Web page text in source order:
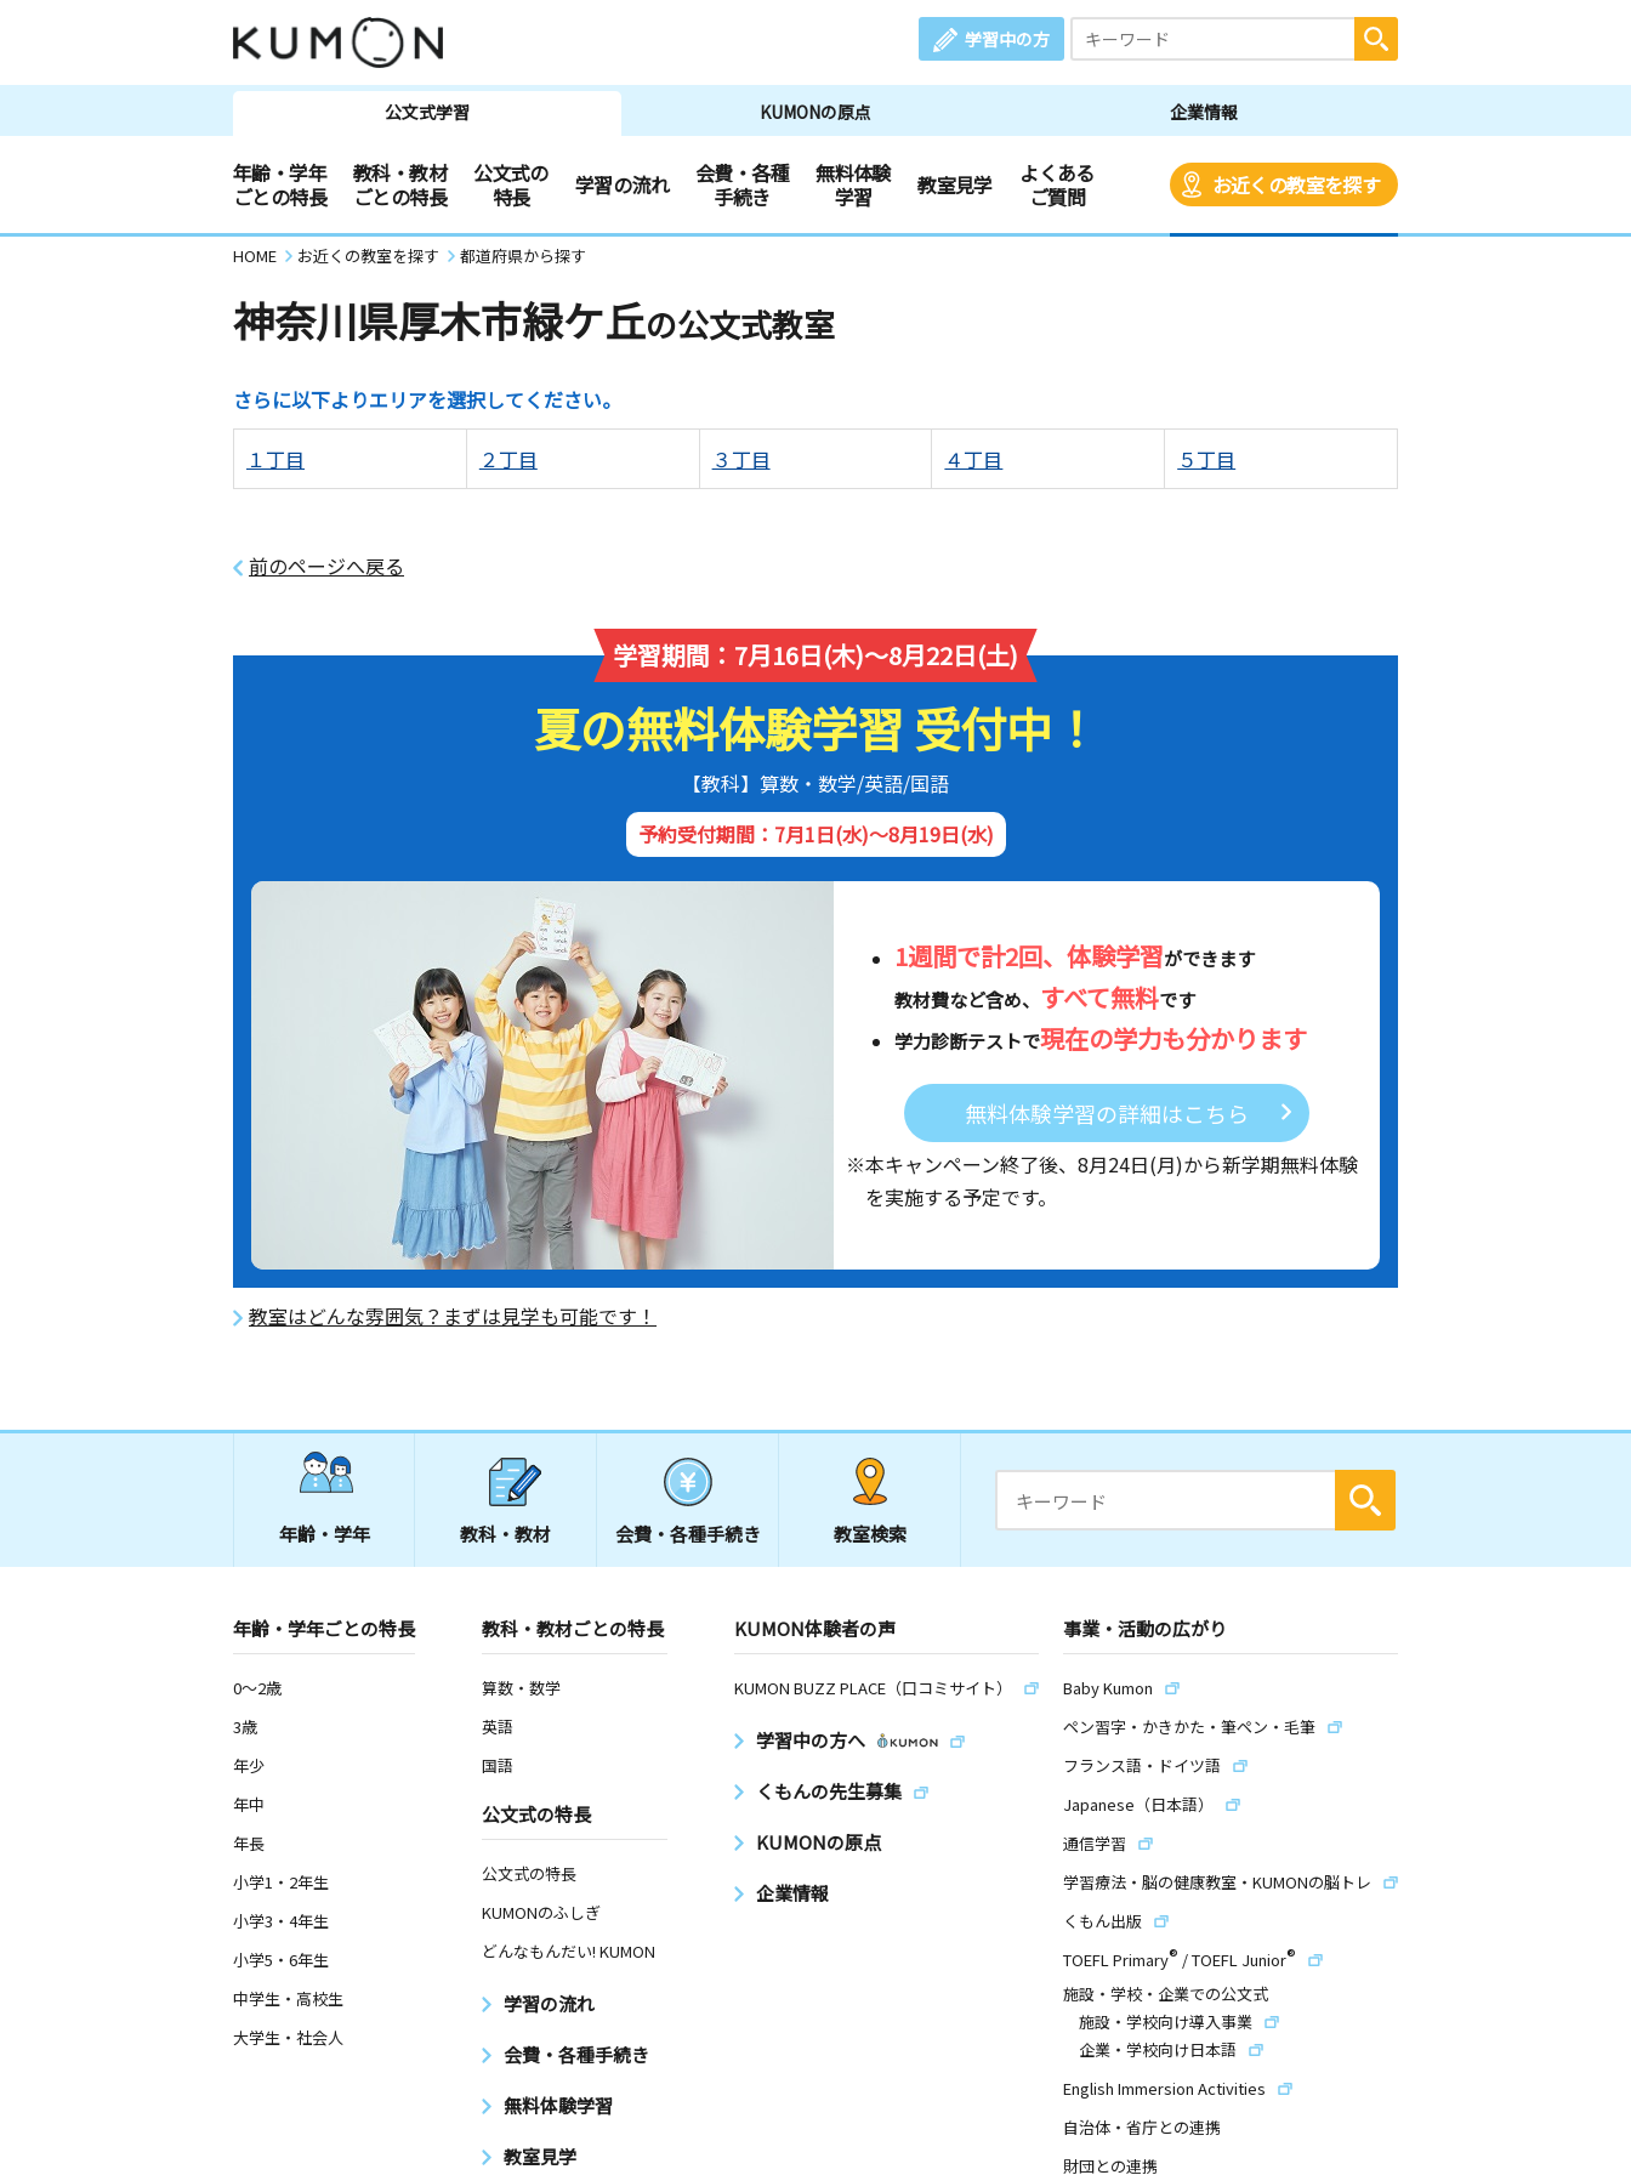
学習中の方
公文式学習 KUMONの原点 企業情報
年齢・学年
ごとの特長
教科・教材
ごとの特長
公文式の
特長
学習の流れ
会費・各種
手続き
無料体験
学習
教室見学
よくある
ご質問
お近くの教室を探す
HOME お近くの教室を探す 都道府県から探す
神奈川県厚木市緑ケ丘の公文式教室
さらに以下よりエリアを選択してください。
１丁目 ２丁目 ３丁目 ４丁目 ５丁目
前のページへ戻る
学習期間：7月16日(木)～8月22日(土)
夏の無料体験学習 受付中！
【教科】算数・数学/英語/国語
予約受付期間：7月1日(水)～8月19日(水)
1週間で計2回、体験学習ができます
教材費など含め、 すべて無料です
学力診断テストで現在の学力も分かります
無料体験学習の詳細はこちら
※本キャンペーン終了後、 8月24日(月)から新学期無料体験
を実施する予定です。
教室はどんな雰囲気？まずは見学も可能です！
年齢・学年 教科・教材 会費・ 各種手続き 教室検索
年齢・学年ごとの特長
0～2歳
3歳
年少
年中
年長
小学1・2年生
小学3・4年生
小学5・6年生
中学生・高校生
大学生・社会人
教科・教材ごとの特長
算数・数学
英語
国語
公文式の特長
公文式の特長
KUMONのふしぎ
どんなもんだい! KUMON
学習の流れ
会費・各種手続き
無料体験学習
教室見学
KUMON体験者の声
KUMON BUZZ PLACE（口コミサイト）
学習中の方へ
くもんの先生募集
KUMONの原点
企業情報
事業・活動の広がり
Baby Kumon
ペン習字・かきかた・筆ペン・毛筆
フランス語・ドイツ語
Japanese（日本語）
通信学習
学習療法・脳の健康教室・KUMONの脳トレ
くもん出版
TOEFL Primary® /TOEFL Junior®
施設・学校・企業での公文式
施設・学校向け導入事業
企業・学校向け日本語
English Immersion Activities
自治体・省庁との連携
財団との連携